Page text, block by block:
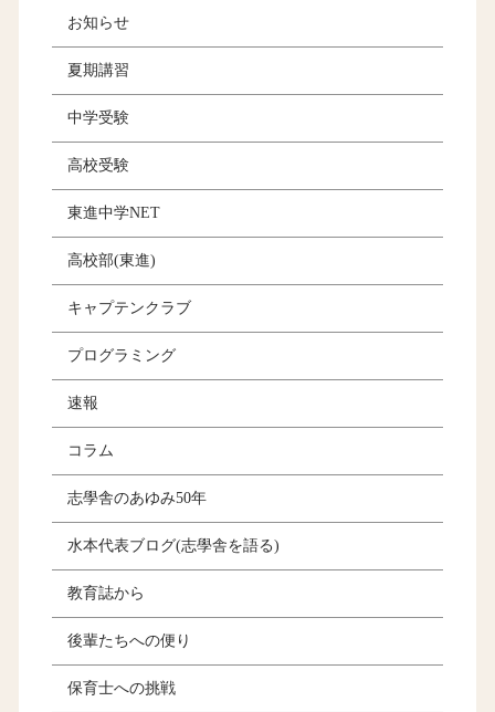
お知らせ
夏期講習
中学受験
高校受験
東進中学NET
高校部(東進)
キャプテンクラブ
プログラミング
速報
コラム
志學舎のあゆみ50年
水本代表ブログ(志學舎を語る)
教育誌から
後輩たちへの便り
保育士への挑戦